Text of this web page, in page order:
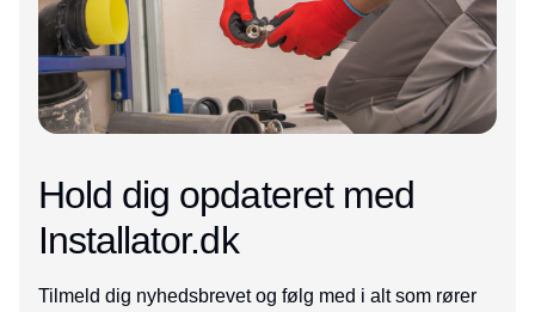
Hold dig opdateret med
Installator.dk
Tilmeld dig nyhedsbrevet og følg med i alt som rører